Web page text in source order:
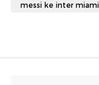
messi ke inter miami